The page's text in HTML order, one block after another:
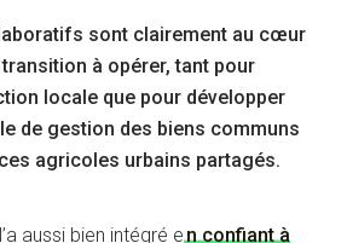
sont clairement au cœur
à opérer, tant pour
locale que pour développer
de gestion des biens communs
agricoles urbains partagés.
aussi bien intégré en confiant à